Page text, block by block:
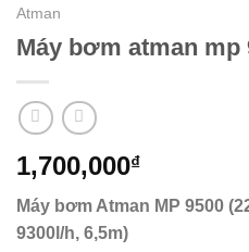
Atman
Máy bơm atman mp
1,700,000₫
Máy bơm Atman MP 9500
9300l/h, 6,5m)